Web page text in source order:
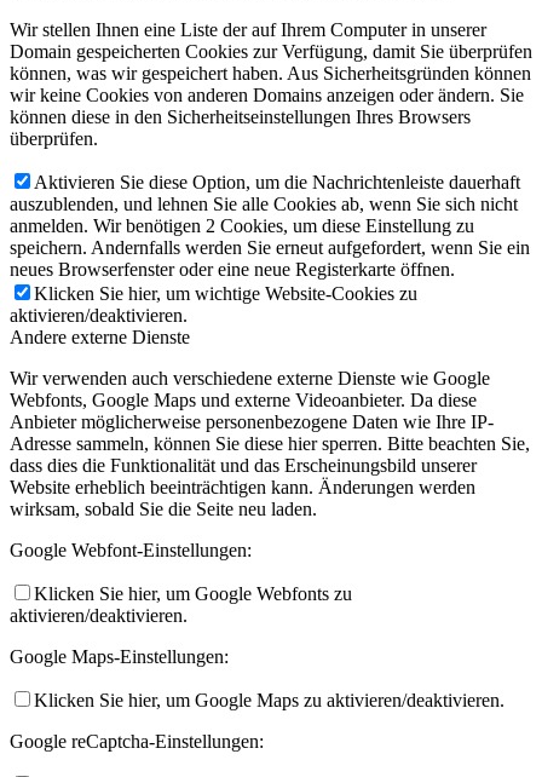
Wir stellen Ihnen eine Liste der auf Ihrem Computer in unserer
Domain gespeicherten Cookies zur Verfügung, damit Sie überprüfen
können, was wir gespeichert haben. Aus Sicherheitsgründen können
wir keine Cookies von anderen Domains anzeigen oder ändern. Sie
können diese in den Sicherheitseinstellungen Ihres Browsers
überprüfen.
Aktivieren Sie diese Option, um die Nachrichtenleiste dauerhaft
auszublenden, und lehnen Sie alle Cookies ab, wenn Sie sich nicht
anmelden. Wir benötigen 2 Cookies, um diese Einstellung zu
speichern. Andernfalls werden Sie erneut aufgefordert, wenn Sie ein
neues Browserfenster oder eine neue Registerkarte öffnen.
Klicken Sie hier, um wichtige Website-Cookies zu
aktivieren/deaktivieren.
Andere externe Dienste
Wir verwenden auch verschiedene externe Dienste wie Google
Webfonts, Google Maps und externe Videoanbieter. Da diese
Anbieter möglicherweise personenbezogene Daten wie Ihre IP-
Adresse sammeln, können Sie diese hier sperren. Bitte beachten Sie,
dass dies die Funktionalität und das Erscheinungsbild unserer
Website erheblich beeinträchtigen kann. Änderungen werden
wirksam, sobald Sie die Seite neu laden.
Google Webfont-Einstellungen:
Klicken Sie hier, um Google Webfonts zu
aktivieren/deaktivieren.
Google Maps-Einstellungen:
Klicken Sie hier, um Google Maps zu aktivieren/deaktivieren.
Google reCaptcha-Einstellungen: